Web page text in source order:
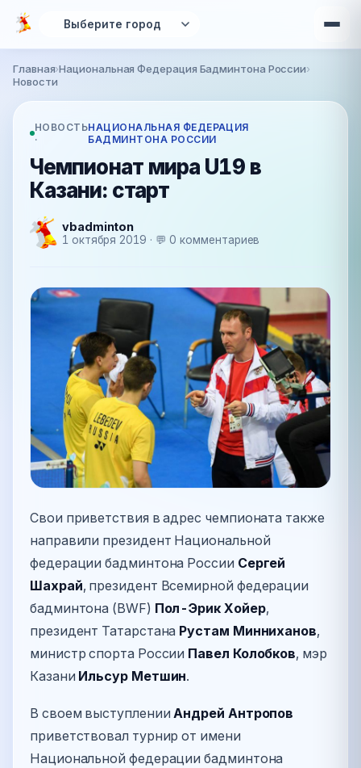
Перейти к основному содержанию
Вы здесь
Главная›Национальная Федерация Бадминтона России›
Новости
НОВОСТЬ
·
НАЦИОНАЛЬНАЯ ФЕДЕРАЦИЯ
БАДМИНТОНА РОССИИ
Чемпионат мира U19 в
Казани: старт
vbadminton
1 октября 2019 · 💬 0 комментариев
Свои приветствия в адрес чемпионата также
направили президент Национальной
федерации бадминтона России Сергей
Шахрай, президент Всемирной федерации
бадминтона (BWF) Пол-Эрик Хойер,
президент Татарстана Рустам Минниханов,
министр спорта России Павел Колобков, мэр
Казани Ильсур Метшин.
В своем выступленииАндрей Антропов
приветствовал турнир от имени
Национальной федерации бадминтона